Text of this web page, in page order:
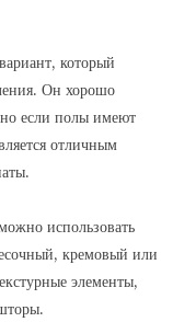
который
Он хорошо
если полы имеют
отличным
использовать
кремовый или
элементы,